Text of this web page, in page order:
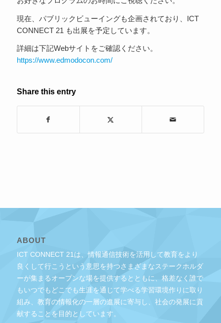
現在、パブリックビューイングも企画されており、ICT
CONNECT 21 も出展を予定しています。
詳細は下記Webサイトをご確認ください。
https://www.edmodocon.com/
Share this entry
ABOUT
ICT CONNECT 21は、情報通信技術を活用して教育をより
良くして行こうという意思を持つさまざまなステークホルダ
ーが集まるオープンな場を提供するとともに、格差なく誰で
もいつでもどこでも生涯を通じて学べる学習環境作りに取り
組み、教育の情報化の一層の進展に寄与し、社会の発展に貢
献することを目的としています。